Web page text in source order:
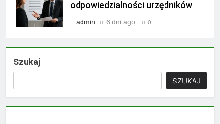
odpowiedzialności urzędników
admin 6 dni ago 0
Szukaj
SZUKAJ